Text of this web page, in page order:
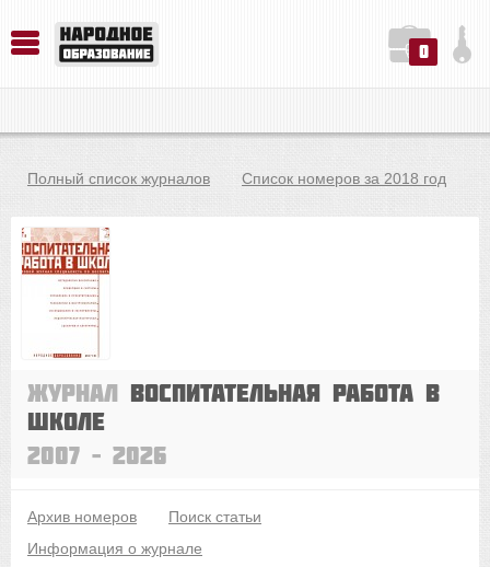
0
Полный список журналов Список номеров за 2018 год
Журнал Воспитательная работа в
школе
2007 – 2026
Архив номеров
Поиск статьи
Информация о журнале